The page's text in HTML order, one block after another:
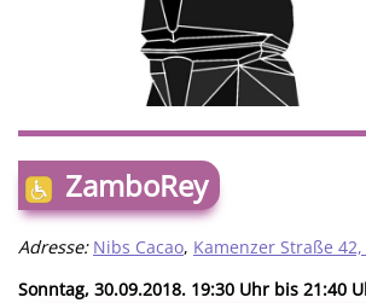
ZamboRey
Adresse: Nibs Cacao, Kamenzer Straße
Sonntag, 30.09.2018. 19:30 Uhr bis 21:40